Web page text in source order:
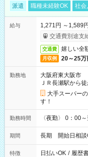
派遣 職種未経験OK 社会
給与
1,271円 ～1,589
交通費別途支
交通費 嬉しい全
月収例 20～25万
勤務地
大阪府東大阪市
ＪＲ長瀬駅から
大手スーパー
す！
勤務時間 〈夜勤〉 0：00
期間 長期 開始日相談
特徴 日払いOK / 履歴